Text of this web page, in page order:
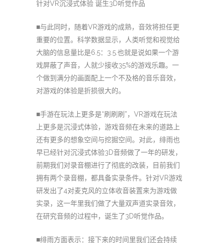
针对VR沉浸式体验 诞生3D听觉作品
■与此同时，随着VR游戏的成熟，音效将担任更
重要的位置。科学数据显示，人类听觉和视觉给
大脑的信息量比是6.5：3.5.也就是说如果一个游
戏屏蔽了声音，人就少接收35%的游戏乐趣。一
个做到满分的画面配上一个不及格的音乐音效，
对游戏的体验是折损很大的。
■手游在玩法上更多是“刷刷刷”，VR游戏在玩法
上更多是沉浸式体验，游戏音频在未来的道路上
还有更多的想象空间与挖掘空间。对此，绯雨也
早已经针对沉浸式体验3D音频做了一年的研发，
前期我们对录音棚进行了彻底的改装，目前我们
拥有两个录音棚，都具备实录条件。针对VR游戏
研发出了4对麦克风的立体收音装置来为游戏做
实录，这一年里我们做了大量双声道实录音效，
在研究音频的过程中，诞生了3D听觉作品。
■绯雨方面表示：接下来的时间里我们还会持续